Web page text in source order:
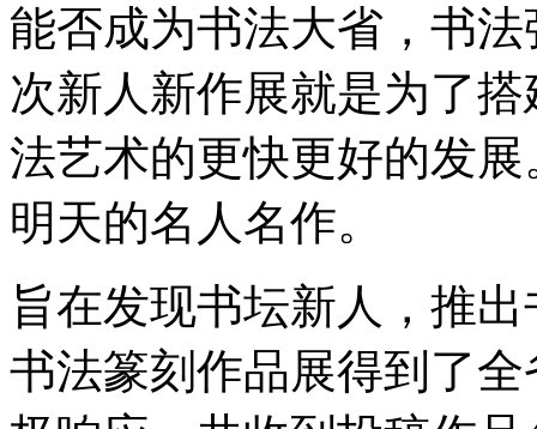
能否成为书法大省，书
次新人新作展就是为了
法艺术的更快更好的发
明天的名人名作。
旨在发现书坛新人，推
书法篆刻作品展得到了